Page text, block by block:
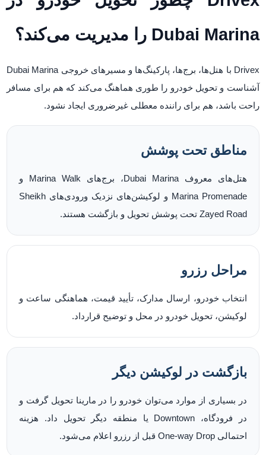
Dubai Marina را مدیریت می‌کند؟
Drivex با هتل‌ها، برج‌ها، پارکینگ‌ها و مسیرهای خروجی Dubai Marina
آشناست و تحویل خودرو را طوری هماهنگ می‌کند که هم برای مسافر
راحت باشد، هم برای راننده معطلی غیرضروری ایجاد نشود.
مناطق تحت پوشش
هتل‌های معروف Dubai Marina، برج‌های Marina Walk و
Marina Promenade و لوکیشن‌های نزدیک ورودی‌های Sheikh
Zayed Road تحت پوشش تحویل و بازگشت هستند.
مراحل رزرو
انتخاب خودرو، ارسال مدارک، تأیید قیمت، هماهنگی ساعت و
لوکیشن، تحویل خودرو در محل و توضیح قرارداد.
بازگشت در لوکیشن دیگر
در بسیاری از موارد می‌توان خودرو را در مارینا تحویل گرفت و
در فرودگاه، Downtown یا منطقه دیگر تحویل داد. هزینه
احتمالی One-way Drop قبل از رزرو اعلام می‌شود.